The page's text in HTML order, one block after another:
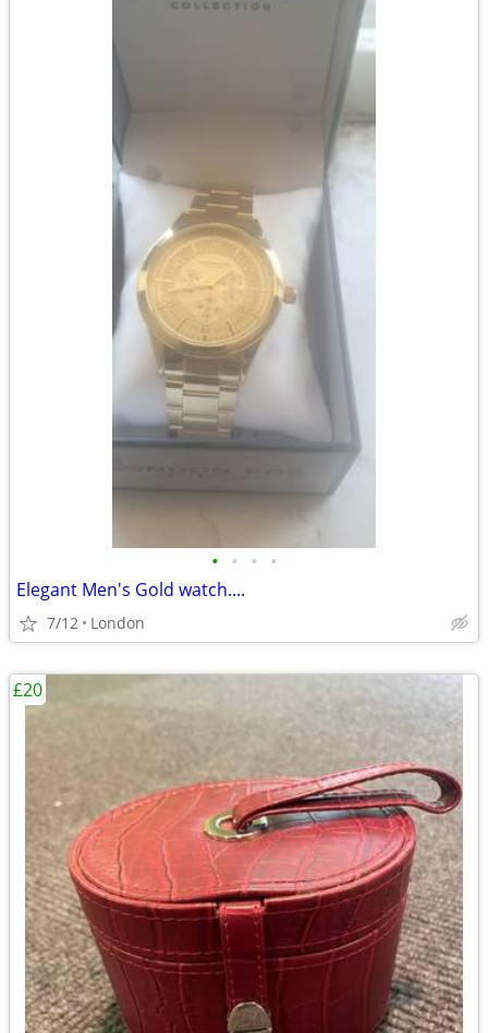
• • • •
Elegant Men's Gold watch....
7/12 London
£20